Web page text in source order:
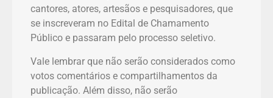
cantores, atores, artesãos e pesquisadores, que
se inscreveram no Edital de Chamamento
Público e passaram pelo processo seletivo.
Vale lembrar que não serão considerados como
votos comentários e compartilhamentos da
publicação. Além disso, não serão